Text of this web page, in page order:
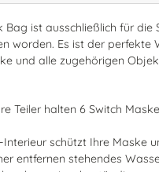
Bag ist ausschließlich für die
worden. Es ist der perfekte
und alle zugehörigen
Teiler halten 6 Switch Maske
Interieur schützt Ihre Maske
entfernen stehendes